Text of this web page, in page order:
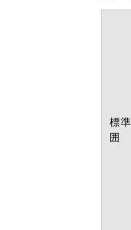
標
囲